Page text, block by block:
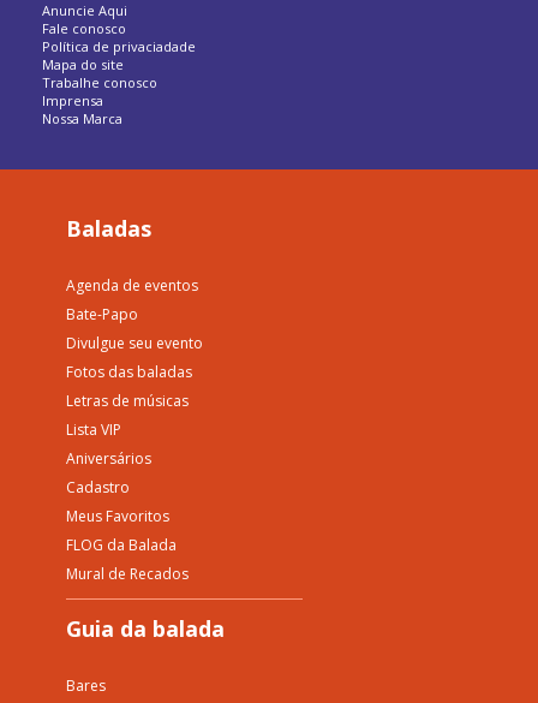
Anuncie Aqui
Fale conosco
Política de privaciadade
Mapa do site
Trabalhe conosco
Imprensa
Nossa Marca
Baladas
Agenda de eventos
Bate-Papo
Divulgue seu evento
Fotos das baladas
Letras de músicas
Lista VIP
Aniversários
Cadastro
Meus Favoritos
FLOG da Balada
Mural de Recados
Guia da balada
Bares